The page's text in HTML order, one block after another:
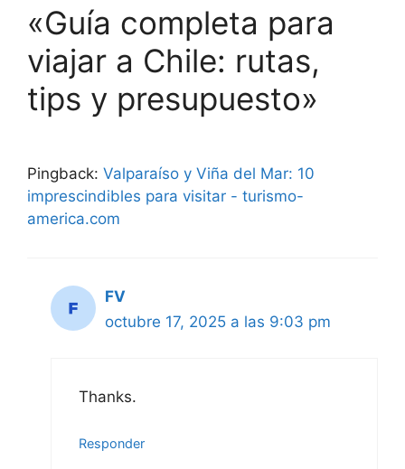
«Guía completa para
viajar a Chile: rutas,
tips y presupuesto»
Pingback: Valparaíso y Viña del Mar: 10
imprescindibles para visitar - turismo-
america.com
FV
octubre 17, 2025 a las 9:03 pm
Thanks.
Responder